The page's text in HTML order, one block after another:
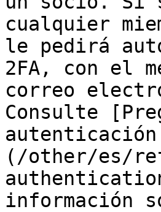
cualquier
le pedirá
2FA, con el
correo
Consulte
(/other/es/
información